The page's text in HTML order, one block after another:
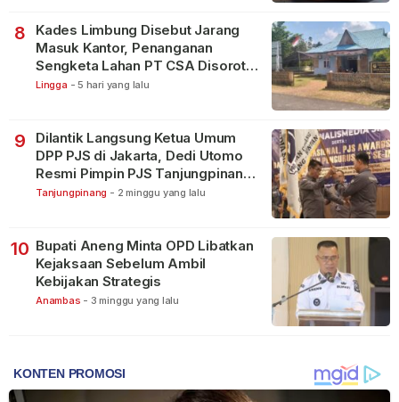
8
Kades Limbung Disebut Jarang
Masuk Kantor, Penanganan
Sengketa Lahan PT CSA Disorot
Warga
Lingga - 5 hari yang lalu
9
Dilantik Langsung Ketua Umum
DPP PJS di Jakarta, Dedi Utomo
Resmi Pimpin PJS Tanjungpinang-
Bintan
Tanjungpinang - 2 minggu yang lalu
10 Bupati Aneng Minta OPD Libatkan
Kejaksaan Sebelum Ambil
Kebijakan Strategis
Anambas - 3 minggu yang lalu